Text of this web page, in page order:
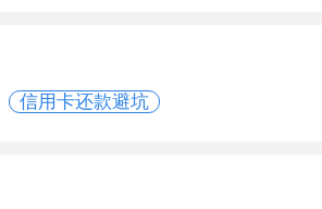
信用卡还款避坑